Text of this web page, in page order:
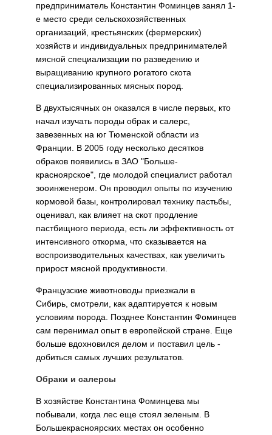
предприниматель Константин Фоминцев занял 1-
е место среди сельскохозяйственных
организаций, крестьянских (фермерских)
хозяйств и индивидуальных предпринимателей
мясной специализации по разведению и
выращиванию крупного рогатого скота
специализированных мясных пород.
В двухтысячных он оказался в числе первых, кто
начал изучать породы обрак и салерс,
завезенных на юг Тюменской области из
Франции. В 2005 году несколько десятков
обраков появились в ЗАО "Больше-
красноярское", где молодой специалист работал
зооинженером. Он проводил опыты по изучению
кормовой базы, контролировал технику пастьбы,
оценивал, как влияет на скот продление
пастбищного периода, есть ли эффективность от
интенсивного откорма, что сказывается на
воспроизводительных качествах, как увеличить
прирост мясной продуктивности.
Французские животноводы приезжали в
Сибирь, смотрели, как адаптируется к новым
условиям порода. Позднее Константин Фоминцев
сам перенимал опыт в европейской стране. Еще
больше вдохновился делом и поставил цель -
добиться самых лучших результатов.
Обраки и салерсы
В хозяйстве Константина Фоминцева мы
побывали, когда лес еще стоял зеленым. В
Большекрасноярских местах он особенно